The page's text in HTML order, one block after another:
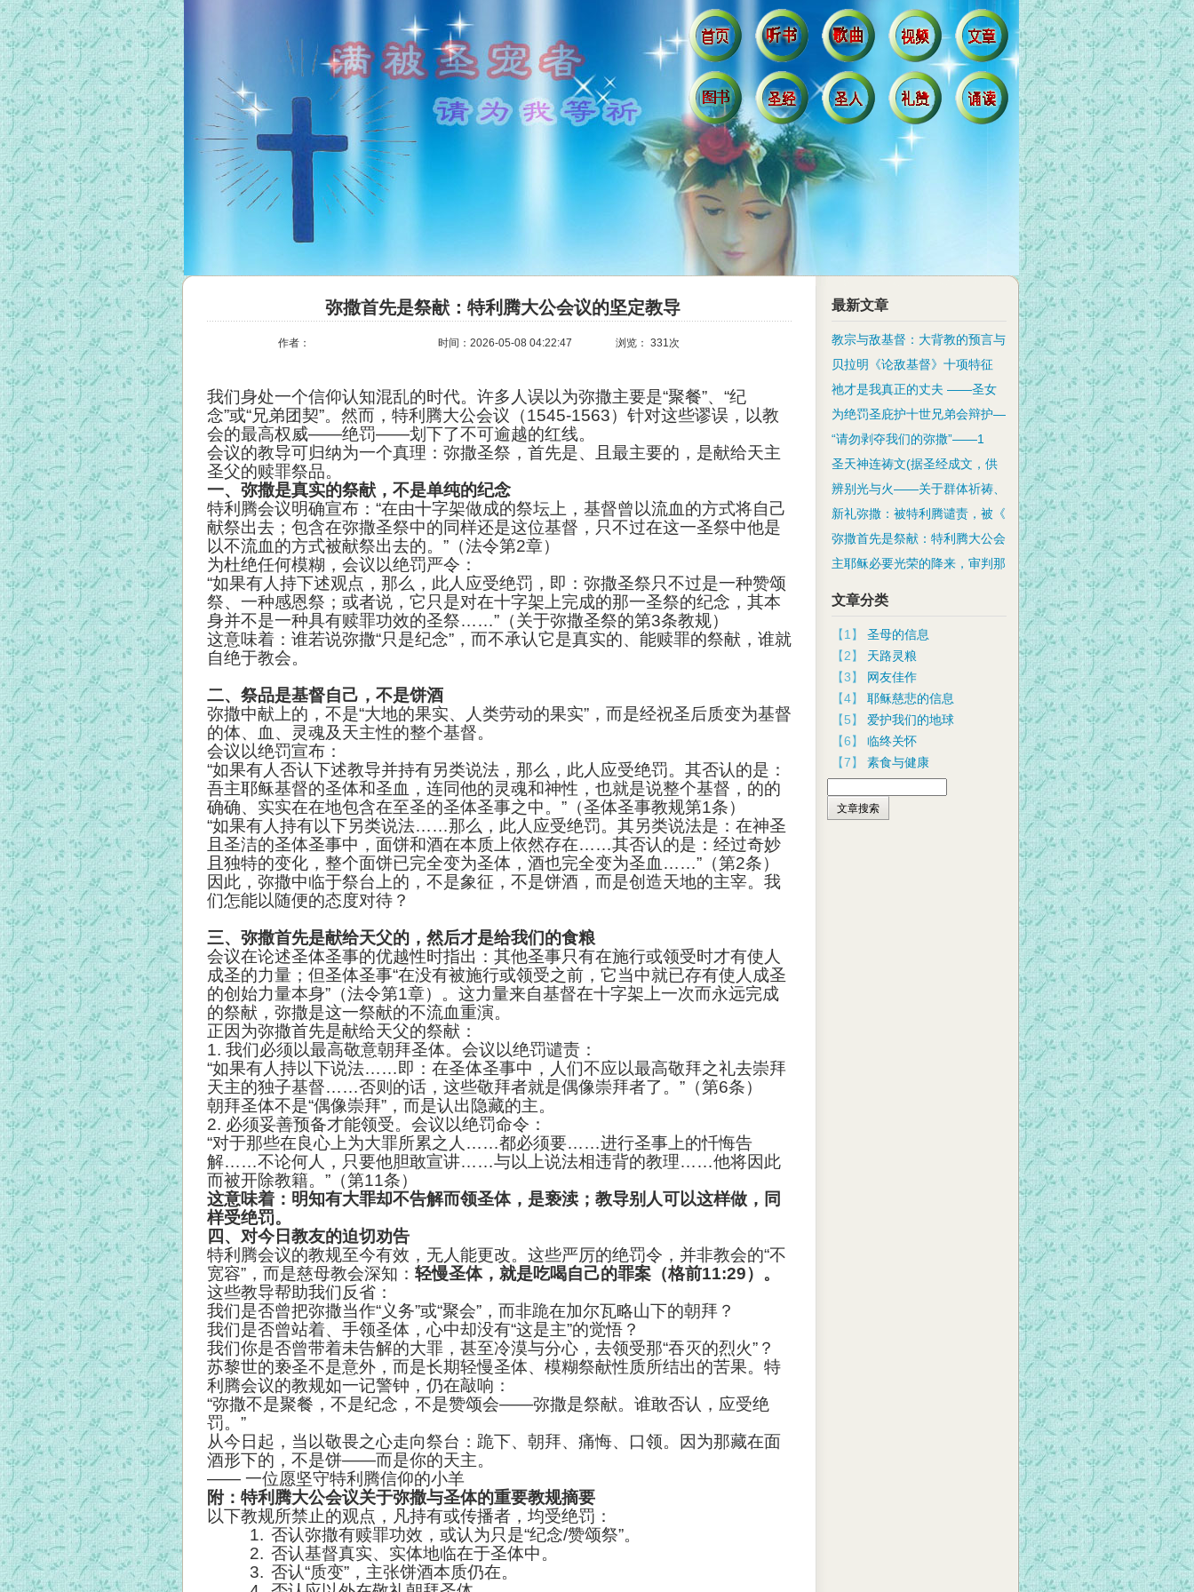
弥撒首先是祭献：特利腾大公会议的坚定教导
作者： 时间：2026-05-08 04:22:47 浏览： 331次
我们身处一个信仰认知混乱的时代。许多人误以为弥撒主要是“聚餐”、“纪
念”或“兄弟团契”。然而，特利腾大公会议（1545-1563）针对这些谬误，以教
会的最高权威——绝罚——划下了不可逾越的红线。
会议的教导可归纳为一个真理：弥撒圣祭，首先是、且最主要的，是献给天主
圣父的赎罪祭品。
一、弥撒是真实的祭献，不是单纯的纪念
特利腾会议明确宣布：“在由十字架做成的祭坛上，基督曾以流血的方式将自己
献祭出去；包含在弥撒圣祭中的同样还是这位基督，只不过在这一圣祭中他是
以不流血的方式被献祭出去的。”（法令第2章）
为杜绝任何模糊，会议以绝罚严令：
“如果有人持下述观点，那么，此人应受绝罚，即：弥撒圣祭只不过是一种赞颂
祭、一种感恩祭；或者说，它只是对在十字架上完成的那一圣祭的纪念，其本
身并不是一种具有赎罪功效的圣祭……”（关于弥撒圣祭的第3条教规）
这意味着：谁若说弥撒“只是纪念”，而不承认它是真实的、能赎罪的祭献，谁就
自绝于教会。
二、祭品是基督自己，不是饼酒
弥撒中献上的，不是“大地的果实、人类劳动的果实”，而是经祝圣后质变为基督
的体、血、灵魂及天主性的整个基督。
会议以绝罚宣布：
“如果有人否认下述教导并持有另类说法，那么，此人应受绝罚。其否认的是：
吾主耶稣基督的圣体和圣血，连同他的灵魂和神性，也就是说整个基督，的的
确确、实实在在地包含在至圣的圣体圣事之中。”（圣体圣事教规第1条）
“如果有人持有以下另类说法……那么，此人应受绝罚。其另类说法是：在神圣
且圣洁的圣体圣事中，面饼和酒在本质上依然存在……其否认的是：经过奇妙
且独特的变化，整个面饼已完全变为圣体，酒也完全变为圣血……”（第2条）
因此，弥撒中临于祭台上的，不是象征，不是饼酒，而是创造天地的主宰。我
们怎能以随便的态度对待？
三、弥撒首先是献给天父的，然后才是给我们的食粮
会议在论述圣体圣事的优越性时指出：其他圣事只有在施行或领受时才有使人
成圣的力量；但圣体圣事“在没有被施行或领受之前，它当中就已存有使人成圣
的创始力量本身”（法令第1章）。这力量来自基督在十字架上一次而永远完成
的祭献，弥撒是这一祭献的不流血重演。
正因为弥撒首先是献给天父的祭献：
1. 我们必须以最高敬意朝拜圣体。会议以绝罚谴责：
“如果有人持以下说法……即：在圣体圣事中，人们不应以最高敬拜之礼去崇拜
天主的独子基督……否则的话，这些敬拜者就是偶像崇拜者了。”（第6条）
朝拜圣体不是“偶像崇拜”，而是认出隐藏的主。
2. 必须妥善预备才能领受。会议以绝罚命令：
“对于那些在良心上为大罪所累之人……都必须要……进行圣事上的忏悔告
解……不论何人，只要他胆敢宣讲……与以上说法相违背的教理……他将因此
而被开除教籍。”（第11条）
这意味着：明知有大罪却不告解而领圣体，是亵渎；教导别人可以这样做，同
样受绝罚。
四、对今日教友的迫切劝告
特利腾会议的教规至今有效，无人能更改。这些严厉的绝罚令，并非教会的“不
宽容”，而是慈母教会深知： 轻慢圣体，就是吃喝自己的罪案（格前11:29）。
这些教导帮助我们反省：
我们是否曾把弥撒当作“义务”或“聚会”，而非跪在加尔瓦略山下的朝拜？
我们是否曾站着、手领圣体，心中却没有“这是主”的觉悟？
我们你是否曾带着未告解的大罪，甚至冷漠与分心，去领受那“吞灭的烈火”？
苏黎世的亵圣不是意外，而是长期轻慢圣体、模糊祭献性质所结出的苦果。特
利腾会议的教规如一记警钟，仍在敲响：
“弥撒不是聚餐，不是纪念，不是赞颂会——弥撒是祭献。谁敢否认，应受绝
罚。”
从今日起，当以敬畏之心走向祭台：跪下、朝拜、痛悔、口领。因为那藏在面
酒形下的，不是饼——而是你的天主。
—— 一位愿坚守特利腾信仰的小羊
附：特利腾大公会议关于弥撒与圣体的重要教规摘要
以下教规所禁止的观点，凡持有或传播者，均受绝罚：
1. 否认弥撒有赎罪功效，或认为只是“纪念/赞颂祭”。
2. 否认基督真实、实体地临在于圣体中。
3. 否认“质变”，主张饼酒本质仍在。
最新文章
教宗与敌基督：大背教的预言与
贝拉明《论敌基督》十项特征
祂才是我真正的丈夫 ——圣女
为绝罚圣庇护十世兄弟会辩护—
“请勿剥夺我们的弥撒”——1
圣天神连祷文(据圣经成文，供
辨别光与火——关于群体祈祷、
新礼弥撒：被特利腾谴责，被《
弥撒首先是祭献：特利腾大公会
主耶稣必要光荣的降来，审判那
文章分类
【1】 圣母的信息
【2】 天路灵粮
【3】 网友佳作
【4】 耶稣慈悲的信息
【5】 爱护我们的地球
【6】 临终关怀
【7】 素食与健康